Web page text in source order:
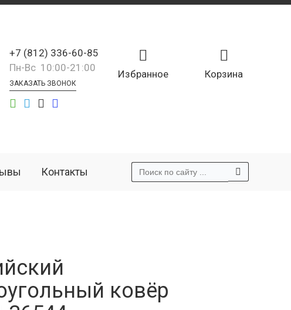
Корзина
Избранное
+7 (812) 336-60-85
Пн-Вс 10:00-21:00
ЗАКАЗАТЬ ЗВОНОК
Контакты
ковёр